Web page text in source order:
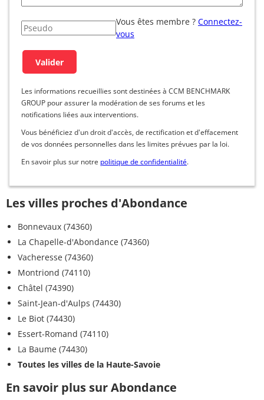
Vous êtes membre ? Connectez-
vous
Les informations recueillies sont destinées à CCM BENCHMARK
GROUP pour assurer la modération de ses forums et les
notifications liées aux interventions.
Vous bénéficiez d'un droit d'accès, de rectification et d'effacement
de vos données personnelles dans les limites prévues par la loi.
En savoir plus sur notre politique de confidentialité.
Les villes proches d'Abondance
Bonnevaux (74360)
La Chapelle-d'Abondance (74360)
Vacheresse (74360)
Montriond (74110)
Châtel (74390)
Saint-Jean-d'Aulps (74430)
Le Biot (74430)
Essert-Romand (74110)
La Baume (74430)
Toutes les villes de la Haute-Savoie
En savoir plus sur Abondance